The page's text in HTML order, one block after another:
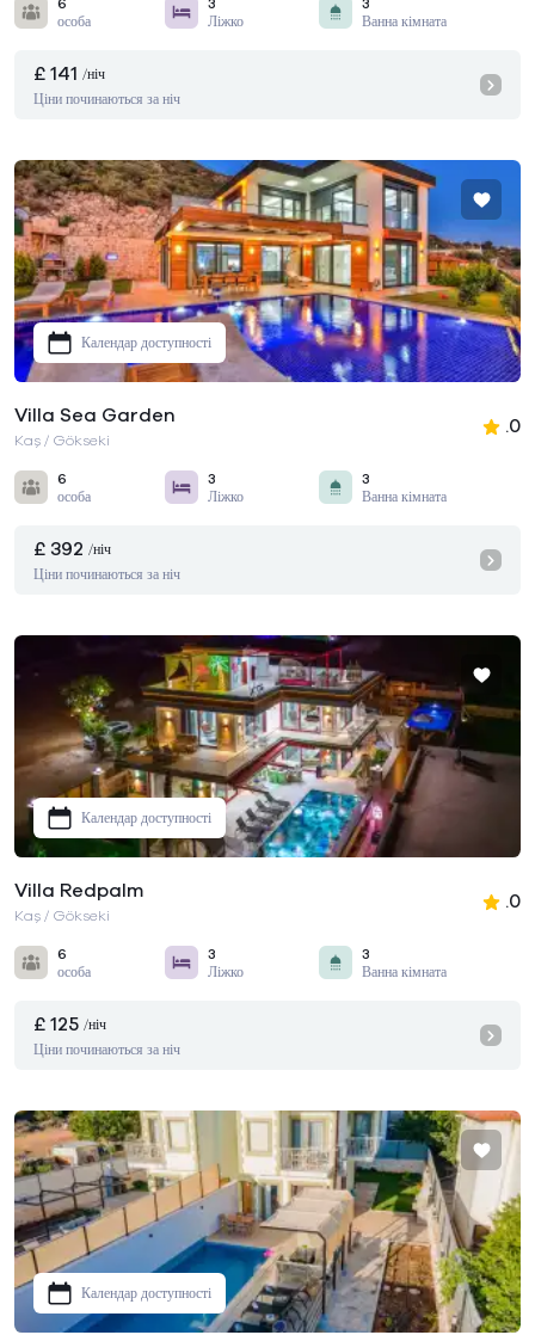
6
особа
3
Ліжко
3
Ванна кімната
£ 141 /ніч
Ціни починаються за ніч
Календар доступності
Villa Sea Garden
Kaş / Gökseki
.0
6
особа
3
Ліжко
3
Ванна кімната
£ 392 /ніч
Ціни починаються за ніч
Календар доступності
Villa Redpalm
Kaş / Gökseki
.0
6
особа
3
Ліжко
3
Ванна кімната
£ 125 /ніч
Ціни починаються за ніч
Календар доступності